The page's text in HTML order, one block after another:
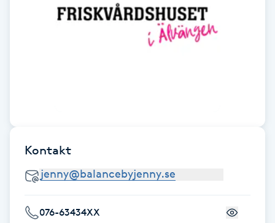
Gel naglar
Gelenaglar
Kontakt
076-63434XX